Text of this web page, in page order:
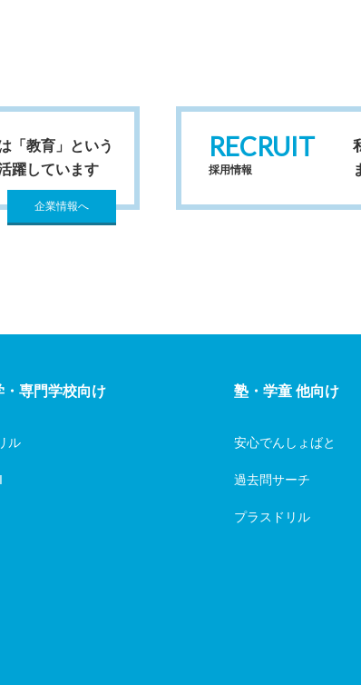
をおこないます。
「教育」という
躍しています
企業情報へ
RECRUIT
採用情報
・専門学校向け
ル
塾・学童 他向け
安心でんしょばと
過去問サーチ
プラスドリル